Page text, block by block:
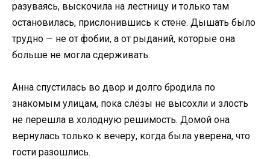
разуваясь, выскочила на лестницу и только там
остановилась, прислонившись к стене. Дышать было
трудно — не от фобии, а от рыданий, которые она
больше не могла сдерживать.
Анна спустилась во двор и долго бродила по
знакомым улицам, пока слёзы не высохли и злость
не перешла в холодную решимость. Домой она
вернулась только к вечеру, когда была уверена, что
гости разошлись.